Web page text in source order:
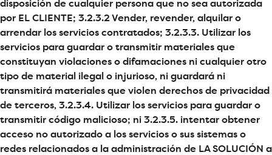
disposición de cualquier persona que no sea autorizada
por EL CLIENTE; 3.2.3.2 Vender, revender, alquilar o
arrendar los servicios contratados; 3.2.3.3. Utilizar los
servicios para guardar o transmitir materiales que
constituyan violaciones o difamaciones ni cualquier otro
tipo de material ilegal o injurioso, ni guardará ni
transmitirá materiales que violen derechos de privacidad
de terceros, 3.2.3.4. Utilizar los servicios para guardar o
transmitir código malicioso; ni 3.2.3.5. intentar obtener
acceso no autorizado a los servicios o sus sistemas o
redes relacionados a la administración de LA SOLUCIÓN a